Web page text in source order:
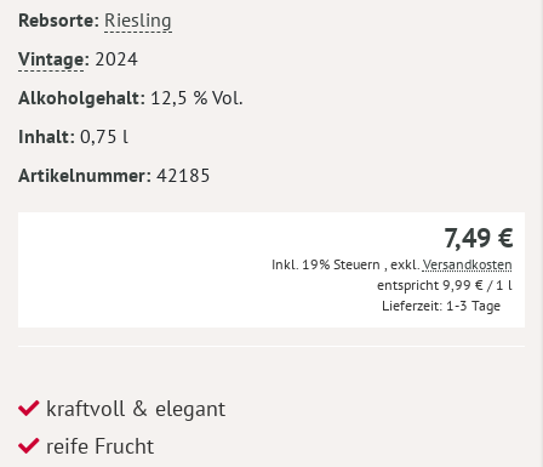
Rebsorte Riesling
Vintage 2024
Alkoholgehalt 12,5 % Vol.
Inhalt 0,75 l
Artikelnummer 42185
7,49 €
Inkl. 19% Steuern exkl. Versandkosten
9,99 € / 1 l
Lieferzeit 1-3 Tage
kraftvoll & elegant
reife Frucht